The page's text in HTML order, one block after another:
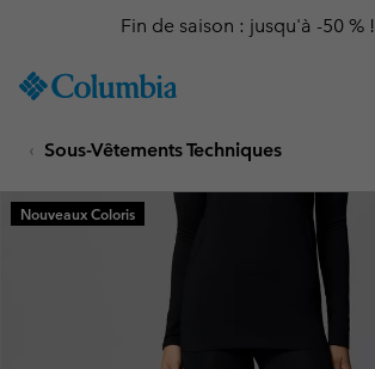
TO
SKIP
MAIN
NAV
Fin de saison : jusqu'à -50 % !
Sous-Vêtements Techniques
Nouveaux Coloris